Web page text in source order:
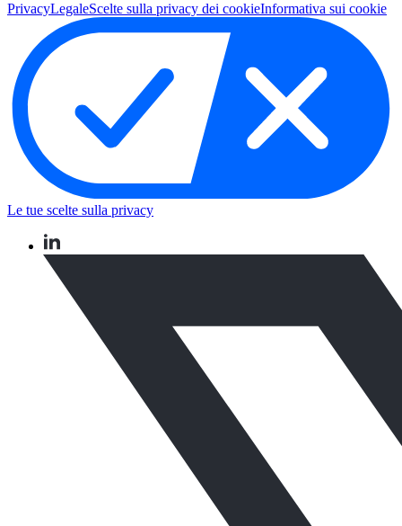
PrivacyLegaleScelte sulla privacy dei cookieInformativa sui cookie
Le tue scelte sulla privacy